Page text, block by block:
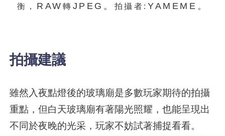
衡 ， RAW 轉 JPEG。 拍攝者 : YAMEME。
拍攝建議
雖然入夜點燈後的玻璃廟是多數玩家期待的拍攝
重點，但白天玻璃廟有著陽光照耀，也能呈現出
不同於夜晚的光采，玩家不妨試著捕捉看看。